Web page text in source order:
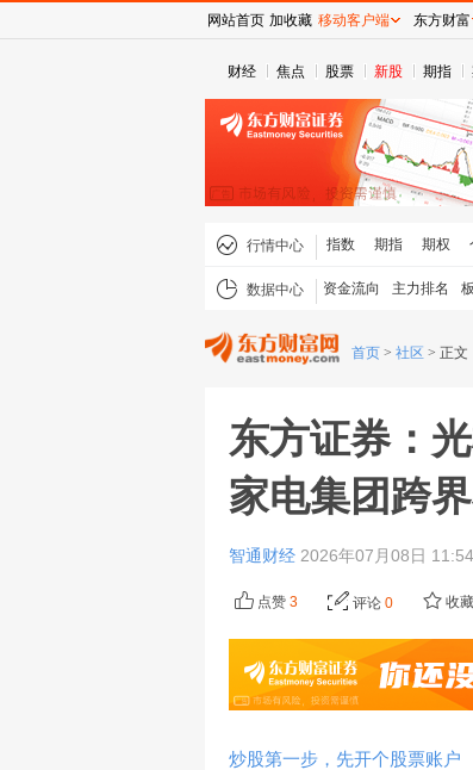
财经 焦点 股票 新股 期指
行情中心 指数 期指 期权
数据中心 资金流向 主力排名
首页 > 社区 > 正文
东方证券：
家电集团跨
智通财经 2026年07月08日 11:54
点赞 3 评论 0 收藏
炒股第一步，先开个股票账户
网站首页 加收藏 移动客户端 东方财富